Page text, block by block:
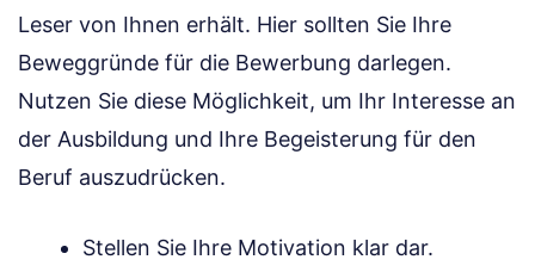
Leser von Ihnen erhält. Hier sollten Sie Ihre
Beweggründe für die Bewerbung darlegen.
Nutzen Sie diese Möglichkeit, um Ihr Interesse an
der Ausbildung und Ihre Begeisterung für den
Beruf auszudrücken.
Stellen Sie Ihre Motivation klar dar.